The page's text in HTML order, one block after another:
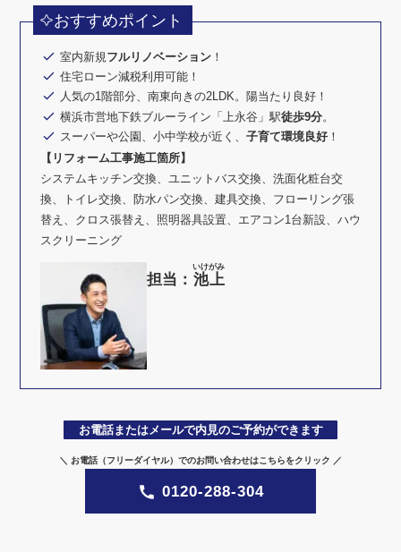
おすすめポイント
室内新規 フルリノベーション ！
住宅ローン減税利用可能！
人気の1階部分、南東向きの2LDK。陽当たり良好！
横浜市営地下鉄ブルーライン「上永谷」駅徒歩9分。
スーパーや公園、小中学校が近く、子育て環境良好！
【リフォーム工事施工箇所】
システムキッチン交換、ユニットバス交換、洗面化粧台交
換、トイレ交換、防水パン交換、建具交換、フローリング張
替え、クロス張替え、照明器具設置、エアコン1台新設、ハウ
スクリーニング
担当： 池上
いけがみ
お電話またはメールで内見のご予約ができます
＼ お電話（フリーダイヤル）でのお問い合わせはこちらをクリック ／
0120-288-304